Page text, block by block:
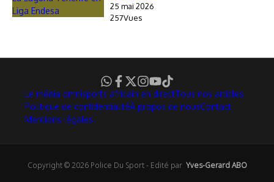
25 mai 2026
257Vues
Le média omnisports africain en directTous nos articles
Politique de confidentialitéÀ propos de nousContact
Mentions légales
Copyright © 2026 Police Du Sport - Edité par Yves-Gerard ABO